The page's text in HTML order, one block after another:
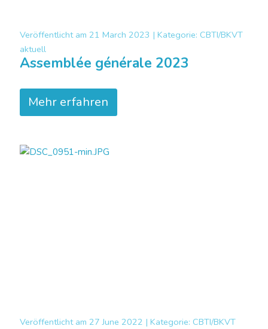
Veröffentlicht am 21 March 2023 | Kategorie: CBTI/BKVT
aktuell
Assemblée générale 2023
Mehr erfahren
Veröffentlicht am 27 June 2022 | Kategorie: CBTI/BKVT